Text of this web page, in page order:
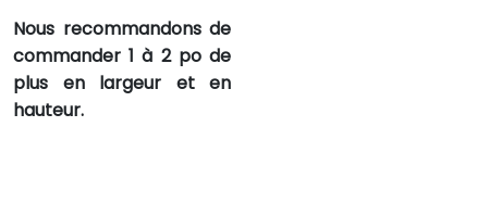
Nous recommandons de
commander 1 à 2 po de
plus en largeur et en
hauteur.